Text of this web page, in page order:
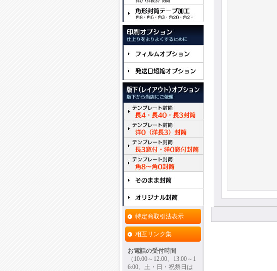
特定商取引法表示
相互リンク集
お電話の受付時間
（10:00～12:00、13:00～1
6:00。土・日・祝祭日は